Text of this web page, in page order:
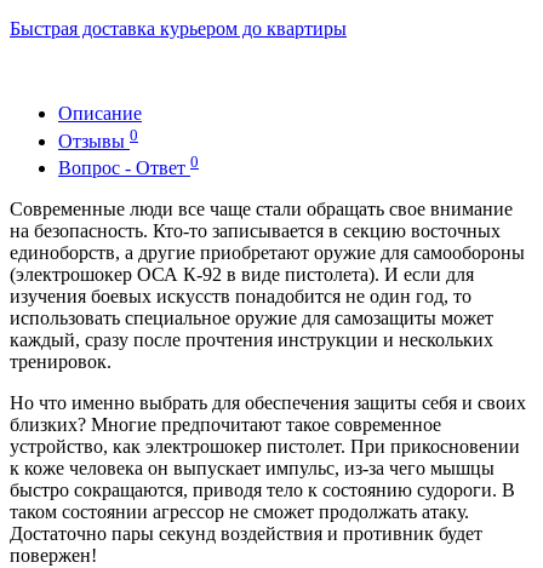
Быстрая доставка курьером до квартиры
Описание
Отзывы 0
Вопрос - Ответ 0
Современные люди все чаще стали обращать свое внимание
на безопасность. Кто-то записывается в секцию восточных
единоборств, а другие приобретают оружие для самообороны
(электрошокер ОСА К-92 в виде пистолета). И если для
изучения боевых искусств понадобится не один год, то
использовать специальное оружие для самозащиты может
каждый, сразу после прочтения инструкции и нескольких
тренировок.
Но что именно выбрать для обеспечения защиты себя и своих
близких? Многие предпочитают такое современное
устройство, как электрошокер пистолет. При прикосновении
к коже человека он выпускает импульс, из-за чего мышцы
быстро сокращаются, приводя тело к состоянию судороги. В
таком состоянии агрессор не сможет продолжать атаку.
Достаточно пары секунд воздействия и противник будет
повержен!